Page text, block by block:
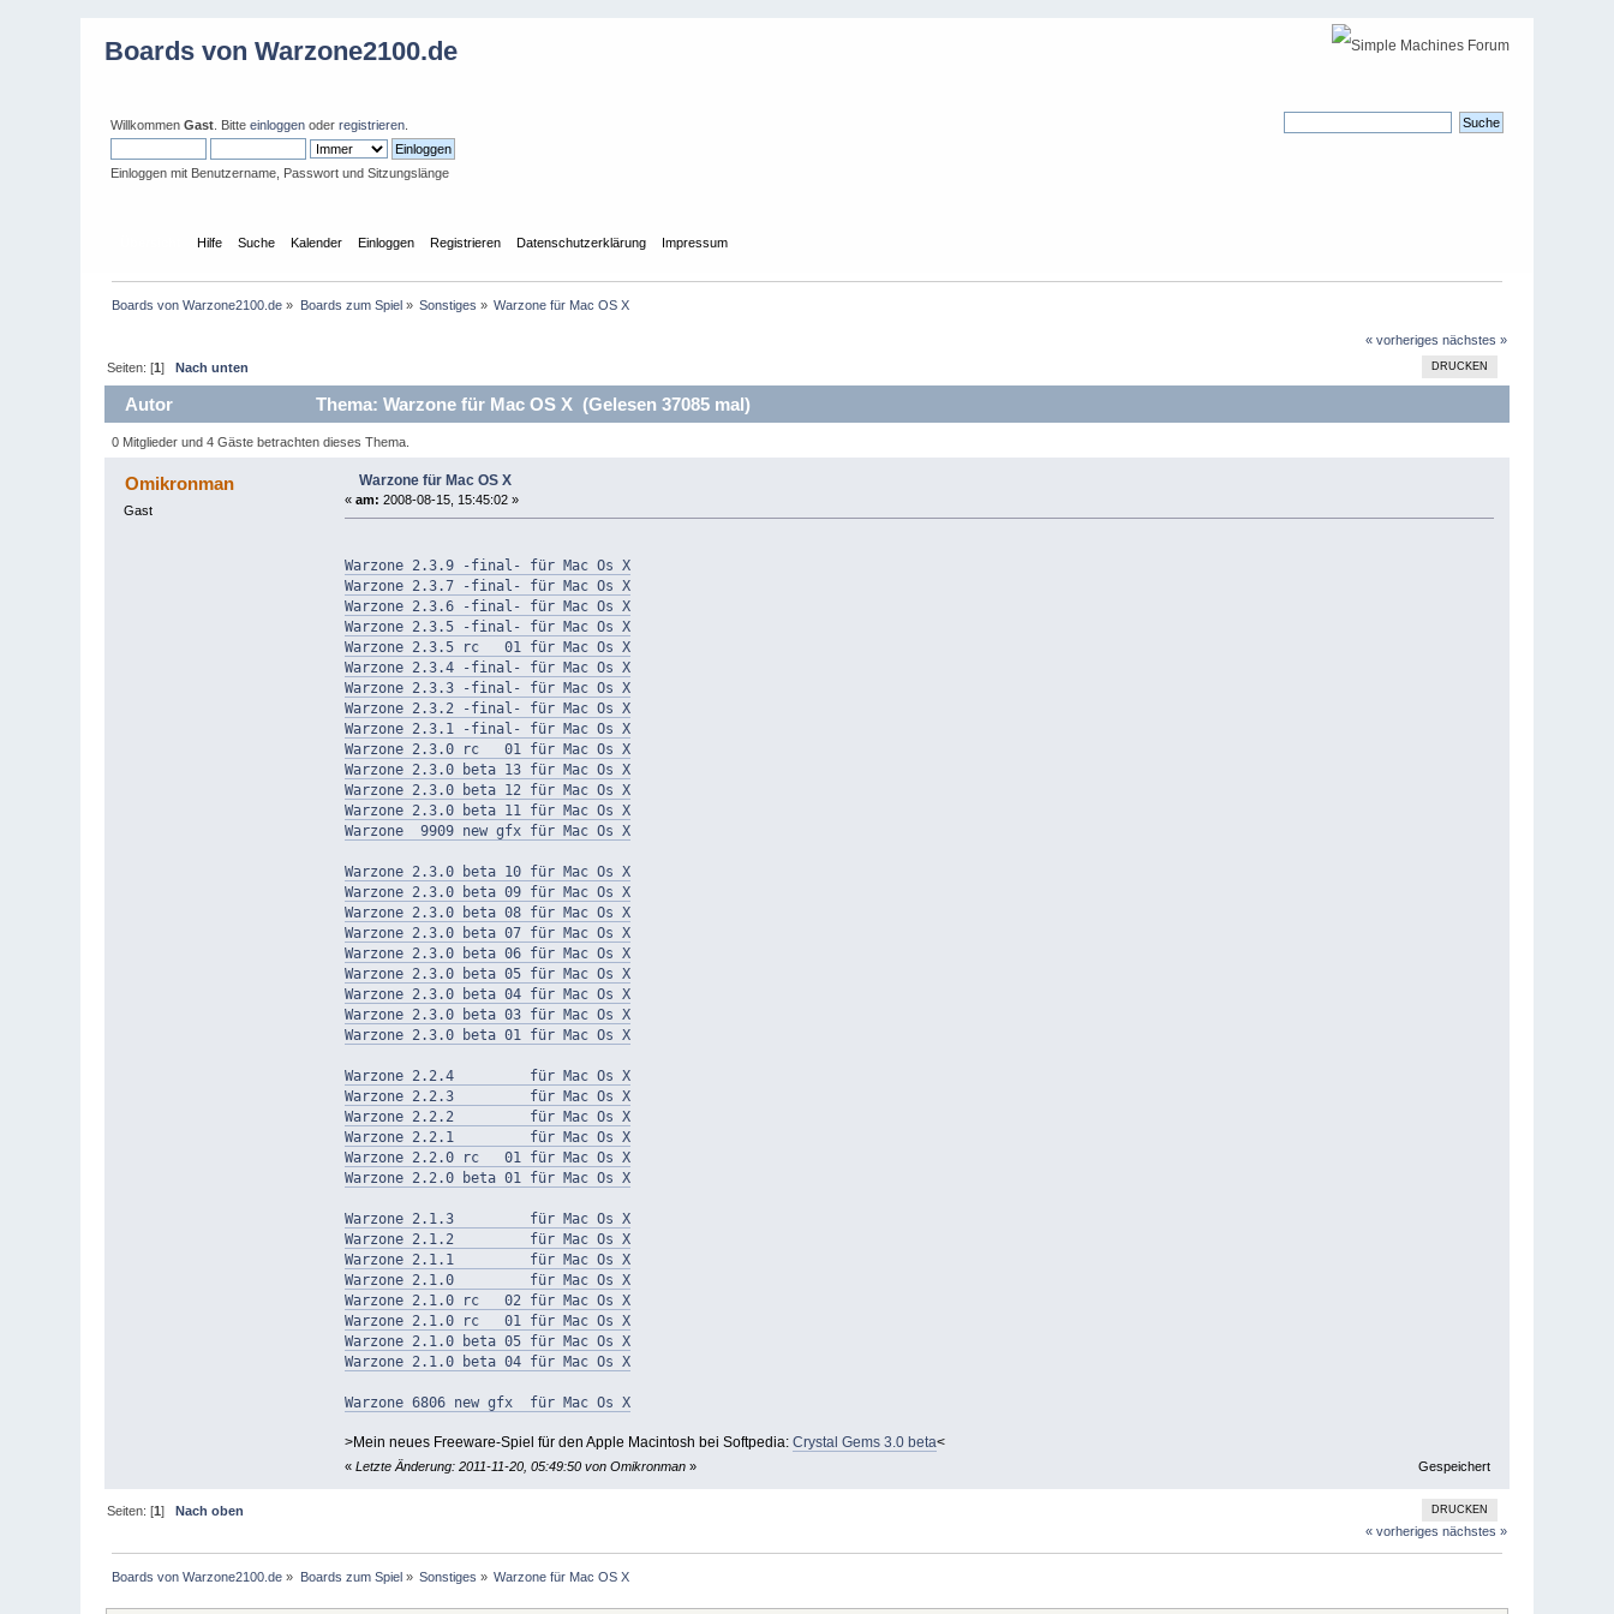
Boards von Warzone2100.de
WillkommenGast . Bitteeinloggen oderregistrieren
Einloggen mit Benutzername, Passwort und Sitzungslänge
Hilfe Suche Kalender Einloggen Registrieren Datenschutzerklärung Impressum
Boards von Warzone2100.de » Boards zum Spiel» Sonstiges » Warzone für Mac OS X
« vorheriges nächstes »
DRUCKEN
Seiten: [1]Nach unten
Autor Thema: Warzone für Mac OS X (Gelesen 37085 mal)
0 Mitglieder und 4 Gäste betrachten dieses Thema.
Omikronman
Gast
Warzone für Mac OS X
« am: 2008-08-15, 15:45:02 »
Warzone 2.3.9 -final- für Mac Os X
Warzone 2.3.7 -final- für Mac Os X
Warzone 2.3.6 -final- für Mac Os X
Warzone 2.3.5 -final- für Mac Os X
Warzone 2.3.5 rc 01 für Mac Os X
Warzone 2.3.4 -final- für Mac Os X
Warzone 2.3.3 -final- für Mac Os X
Warzone 2.3.2 -final- für Mac Os X
Warzone 2.3.1 -final- für Mac Os X
Warzone 2.3.0 rc 01 für Mac Os X
Warzone 2.3.0 beta 13 für Mac Os X
Warzone 2.3.0 beta 12 für Mac Os X
Warzone 2.3.0 beta 11 für Mac Os X
Warzone 9909 new gfx für Mac Os X
Warzone 2.3.0 beta 10 für Mac Os X
Warzone 2.3.0 beta 09 für Mac Os X
Warzone 2.3.0 beta 08 für Mac Os X
Warzone 2.3.0 beta 07 für Mac Os X
Warzone 2.3.0 beta 06 für Mac Os X
Warzone 2.3.0 beta 05 für Mac Os X
Warzone 2.3.0 beta 04 für Mac Os X
Warzone 2.3.0 beta 03 für Mac Os X
Warzone 2.3.0 beta 01 für Mac Os X
Warzone 2.2.4 für Mac Os X
Warzone 2.2.3 für Mac Os X
Warzone 2.2.2 für Mac Os X
Warzone 2.2.1 für Mac Os X
Warzone 2.2.0 rc 01 für Mac Os X
Warzone 2.2.0 beta 01 für Mac Os X
Warzone 2.1.3 für Mac Os X
Warzone 2.1.2 für Mac Os X
Warzone 2.1.1 für Mac Os X
Warzone 2.1.0 für Mac Os X
Warzone 2.1.0 rc 02 für Mac Os X
Warzone 2.1.0 rc 01 für Mac Os X
Warzone 2.1.0 beta 05 für Mac Os X
Warzone 2.1.0 beta 04 für Mac Os X
Warzone 6806 new gfx für Mac Os X
>Mein neues Freeware-Spiel für den Apple Macintosh bei Softpedia: Crystal Gems 3.0 beta<
« Letzte Änderung: 2011-11-20, 05:49:50 von Omikronman» Gespeichert
DRUCKEN
Seiten: [1]Nach oben
« vorheriges nächstes »
Boards von Warzone2100.de » Boards zum Spiel» Sonstiges » Warzone für Mac OS X